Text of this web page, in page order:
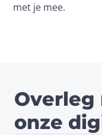
met je mee.
Overleg
onze